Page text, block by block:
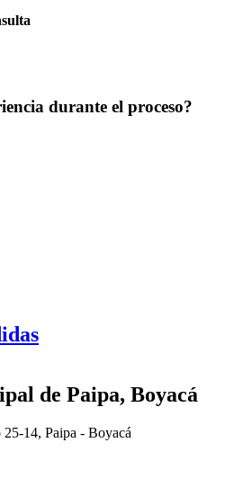
durante el proceso?
de Paipa, Boyacá
14, Paipa - Boyacá